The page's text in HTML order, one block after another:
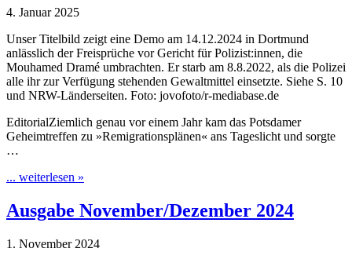
4. Januar 2025
Unser Titelbild zeigt eine Demo am 14.12.2024 in Dortmund
anlässlich der Freisprüche vor Gericht für Polizist:innen, die
Mouhamed Dramé umbrachten. Er starb am 8.8.2022, als die Polizei
alle ihr zur Verfügung stehenden Gewaltmittel einsetzte. Siehe S. 10
und NRW-Länderseiten. Foto: jovofoto/r-mediabase.de
EditorialZiemlich genau vor einem Jahr kam das Potsdamer
Geheimtreffen zu »Remigrationsplänen« ans Tageslicht und sorgte
…
... weiterlesen »
Ausgabe November/Dezember 2024
1. November 2024